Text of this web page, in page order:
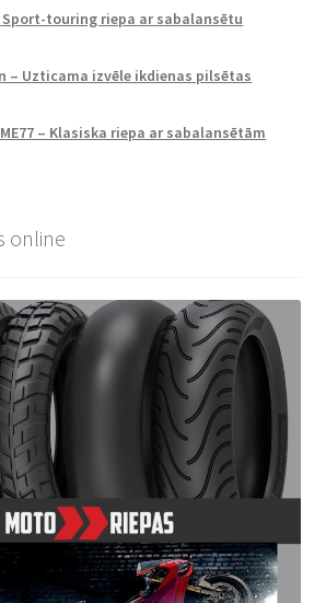
Sport-touring riepa ar sabalansētu
– Uzticama izvēle ikdienas pilsētas
– Klasiska riepa ar sabalansētām
online